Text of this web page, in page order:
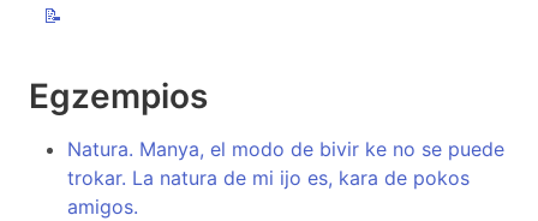
📝
Egzempios
Natura. Manya, el modo de bivir ke no se puede
trokar. La natura de mi ijo es, kara de pokos
amigos.